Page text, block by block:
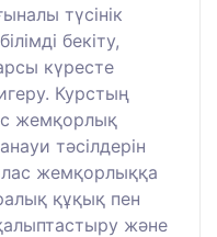
түсінік
бекіту,
күресте
Курстың
жемқорлық
тәсілдерін
жемқорлыққа
құқық пен
және